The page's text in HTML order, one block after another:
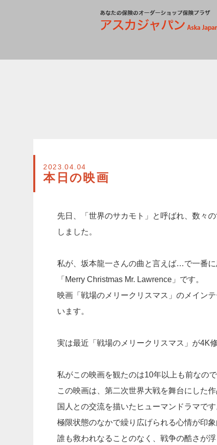
2023.04.04
本日の映画
先日、「世界のサカモト」と呼ばれ、数々
しました。
私が、坂本龍一さんの曲と言えば…で一番
「Merry Christmas Mr. Lawrence」です。
映画「戦場のメリークリスマス」のメイン
います。
実は最近「戦場のメリークリスマス」が4K
私がこの映画を観たのは10年以上も前なの
この映画は、第二次世界大戦を舞台にした
国人との交流を描いたヒューマンドラマです
極限状態のなかで繰り広げられる心情が印象
誰も救われなることのなく、戦争の酷さが